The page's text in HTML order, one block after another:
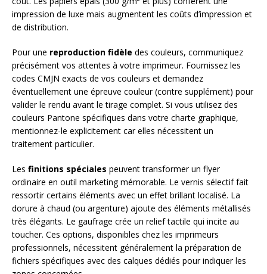
impression de luxe mais augmentent les coûts d’impression et
de distribution.
Pour une reproduction fidèle des couleurs, communiquez
précisément vos attentes à votre imprimeur. Fournissez les
codes CMJN exacts de vos couleurs et demandez
éventuellement une épreuve couleur (contre supplément) pour
valider le rendu avant le tirage complet. Si vous utilisez des
couleurs Pantone spécifiques dans votre charte graphique,
mentionnez-le explicitement car elles nécessitent un
traitement particulier.
Les finitions spéciales peuvent transformer un flyer
ordinaire en outil marketing mémorable. Le vernis sélectif fait
ressortir certains éléments avec un effet brillant localisé. La
dorure à chaud (ou argenture) ajoute des éléments métallisés
très élégants. Le gaufrage crée un relief tactile qui incite au
toucher. Ces options, disponibles chez les imprimeurs
professionnels, nécessitent généralement la préparation de
fichiers spécifiques avec des calques dédiés pour indiquer les